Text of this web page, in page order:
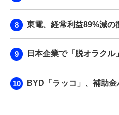
東電、経常利益89%減の
日本企業で「脱オラクル
BYD「ラッコ」、補助